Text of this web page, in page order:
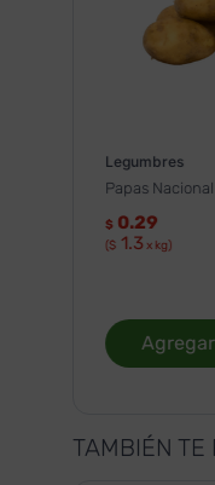
Legumbres
Papas
$ 0.29
($ 1.3 x kg)
TAMBIÉN TE